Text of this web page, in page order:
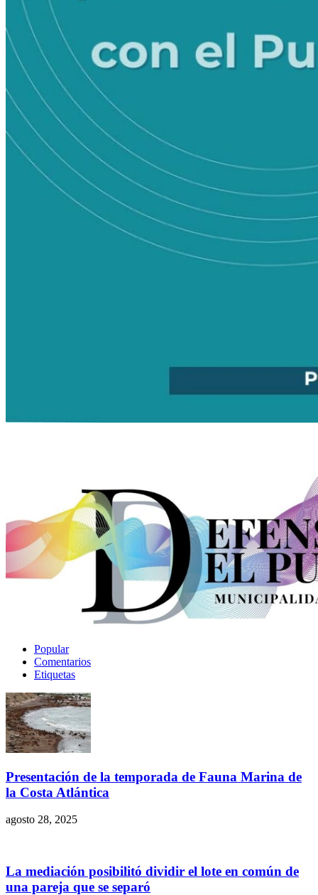
Popular
Comentarios
Etiquetas
Presentación de la temporada de Fauna Marina de
la Costa Atlántica
agosto 28, 2025
La mediación posibilitó dividir el lote en común de
una pareja que se separó